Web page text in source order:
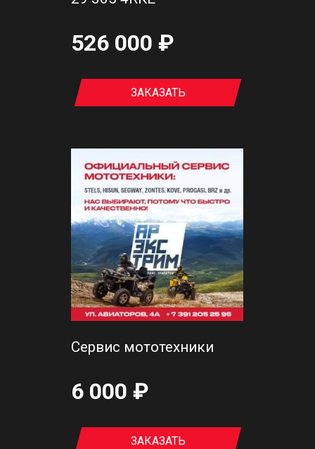
526 000 ₽
ЗАКАЗАТЬ
Сервис мототехники
6 000 ₽
ЗАКАЗАТЬ